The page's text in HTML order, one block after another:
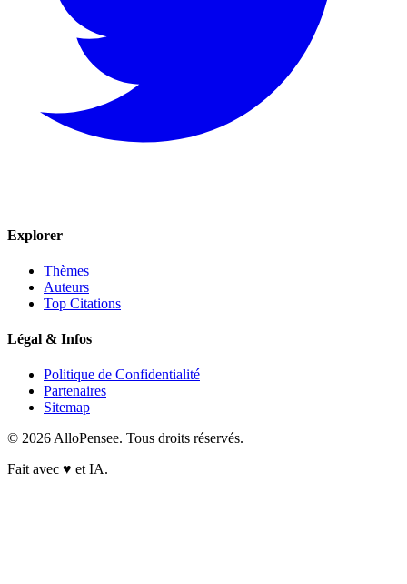
Explorer
Thèmes
Auteurs
Top Citations
Légal & Infos
Politique de Confidentialité
Partenaires
Sitemap
© 2026 AlloPensee. Tous droits réservés.
Fait avec ♥ et IA.